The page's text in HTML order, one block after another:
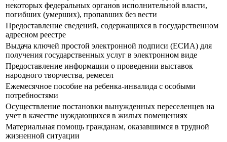
некоторых федеральных органов исполнительной власти,
погибших (умерших), пропавших без вести
Предоставление сведений, содержащихся в государственном
адресном реестре
Выдача ключей простой электронной подписи (ЕСИА) для
получения государственных услуг в электронном виде
Предоставление информации о проведении выставок
народного творчества, ремесел
Ежемесячное пособие на ребенка-инвалида с особыми
потребностями
Осуществление постановки вынужденных переселенцев на
учет в качестве нуждающихся в жилых помещениях
Материальная помощь гражданам, оказавшимся в трудной
жизненной ситуации